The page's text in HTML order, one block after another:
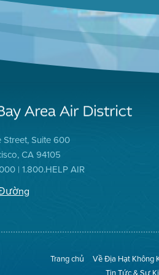
Street, Suite 600
CA 94105
| 1.800.HELP AIR
Trang chủ
Về Địa Hạt Không
Tin Tức & Sự